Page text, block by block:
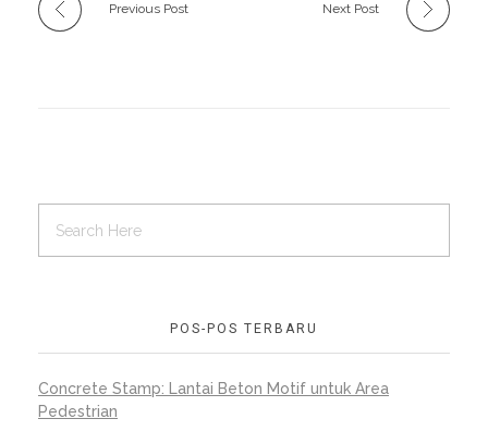
Previous Post Next Post
POS-POS TERBARU
Concrete Stamp: Lantai Beton Motif untuk Area
Pedestrian